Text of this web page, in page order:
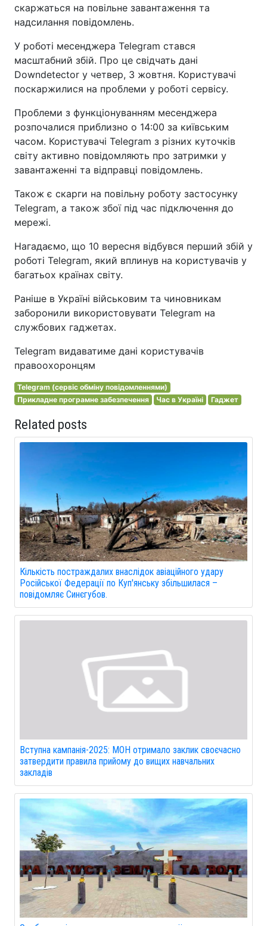
скаржаться на повільне завантаження та
надсилання повідомлень.
У роботі месенджера Telegram стався
масштабний збій. Про це свідчать дані
Downdetector у четвер, 3 жовтня. Користувачі
поскаржилися на проблеми у роботі сервісу.
Проблеми з функціонуванням месенджера
розпочалися приблизно о 14:00 за київським
часом. Користувачі Telegram з різних куточків
світу активно повідомляють про затримки у
завантаженні та відправці повідомлень.
Також є скарги на повільну роботу застосунку
Telegram, а також збої під час підключення до
мережі.
Нагадаємо, що 10 вересня відбувся перший збій у
роботі Telegram, який вплинув на користувачів у
багатьох країнах світу.
Раніше в Україні військовим та чиновникам
заборонили використовувати Telegram на
службових гаджетах.
Telegram видаватиме дані користувачів
правоохоронцям
Telegram (сервіс обміну повідомленнями)
Прикладне програмне забезпечення
Час в Україні Гаджет
Related posts
Кількість постраждалих внаслідок авіаційного удару
Російської Федерації по Куп'янську збільшилася –
повідомляє Синєгубов.
Вступна кампанія-2025: МОН отримало заклик своєчасно
затвердити правила прийому до вищих навчальних
закладів